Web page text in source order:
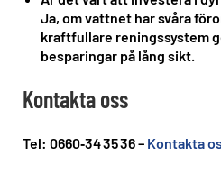
Ja, om vattnet har svåra
kraftfullare reningssystem
besparingar på lång sikt.
Kontakta oss
Tel: 0660‑34 35 36 – Kontakta